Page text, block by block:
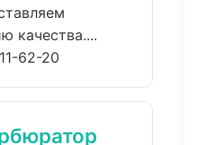
качества....
62-20